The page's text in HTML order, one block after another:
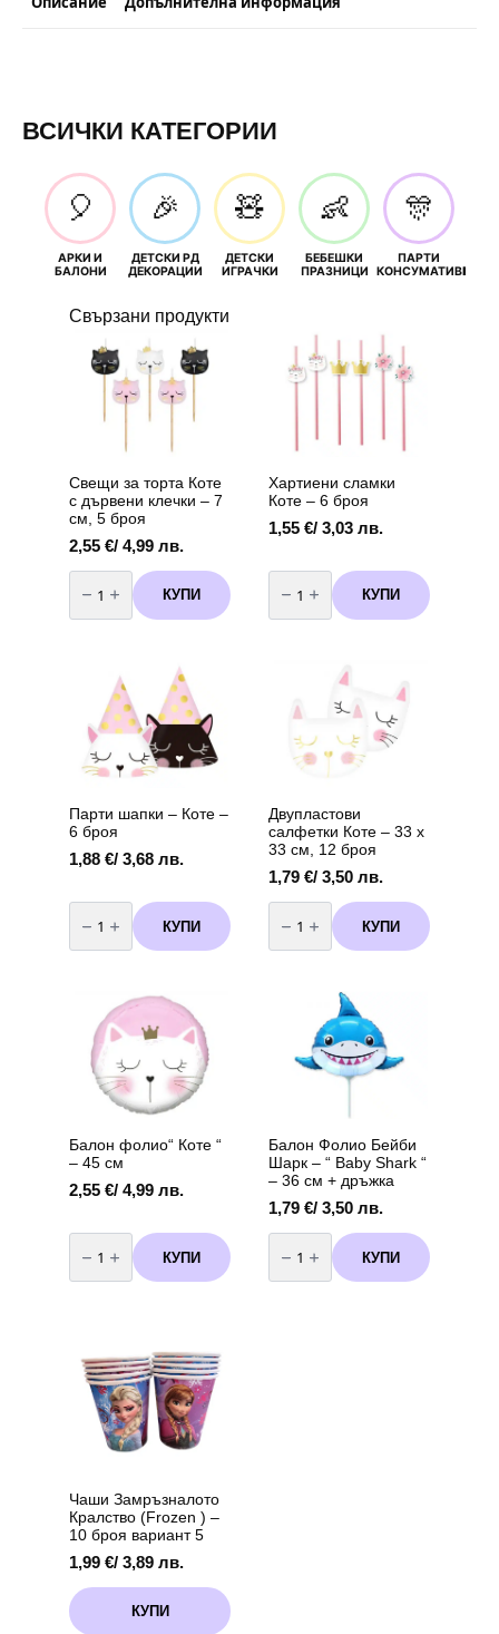
ВСИЧКИ КАТЕГОРИИ
🎈
АРКИ И
БАЛОНИ
🎉
ДЕТСКИ РД
ДЕКОРАЦИИ
🧸
ДЕТСКИ
ИГРАЧКИ
👶
БЕБЕШКИ
ПРАЗНИЦИ
🎊
ПАРТИ
КОНСУМАТИВИ
Свързани продукти
Свещи за торта Коте
с дървени клечки – 7
см, 5 броя
2,55 €/ 4,99 лв.
количество
за
Свещи
за
дървени
клечки
см,
броя
КУПИ
Хартиени сламки
Коте – 6 броя
1,55 €/ 3,03 лв.
количество
за
Хартиени
сламки
КУПИ
Парти шапки – Коте –
6 броя
1,88 €/ 3,68 лв.
количество
за
Парти
шапки
броя
КУПИ
Двупластови
салфетки Коте – 33 х
33 см, 12 броя
1,79 €/ 3,50 лв.
количество
за
Двупластови
салфетки
броя
КУПИ
Балон фолио“ Коте “
– 45 см
2,55 €/ 4,99 лв.
количество
за
Балон
фолио"
см
КУПИ
Балон Фолио Бейби
Шарк – “ Baby Shark “
– 36 см + дръжка
1,79 €/ 3,50 лв.
количество
за
Балон
Фолио
КУПИ
Чаши Замръзналото
Кралство (Frozen ) –
10 броя вариант 5
1,99 €/ 3,89 лв.
КУПИ